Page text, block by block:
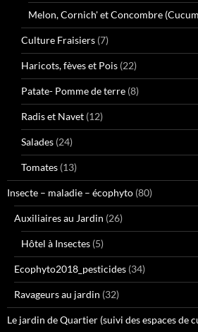
Melon, Cornich' et Concombre
Culture Fraisiers (7)
Haricots, fèves et Pois (22)
Patate- Pomme de terre (8)
Radis et Navet (12)
Salades (24)
Tomates (13)
Insecte – maladie – écophyto (80)
Auxiliaires au Jardin (26)
Hôtel à Insectes (5)
Ecophyto2018_pesticides (34)
Ravageurs au jardin (32)
Le jardin de Quartier (suivi des espaces de